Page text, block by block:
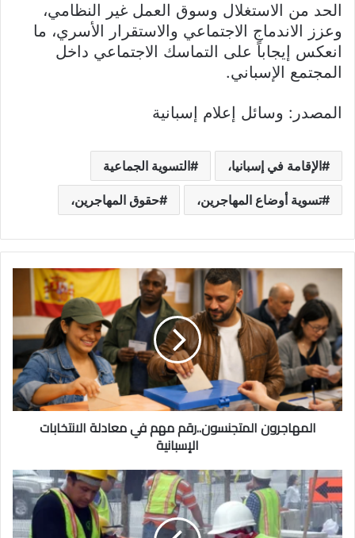
الحد من الاستغلال وسوق العمل غير النظامي،
وعزز الاندماج الاجتماعي والاستقرار الأسري، ما
انعكس إيجاباً على التماسك الاجتماعي داخل
المجتمع الإسباني.
المصدر: وسائل إعلام إسبانية
الإقامة في إسبانيا، التسوية الجماعية
تسوية أوضاع المهاجرين، حقوق المهاجرين،
المهاجرون المتجنسون..رقم مهم في معادلة الانتخابات
الإسبانية